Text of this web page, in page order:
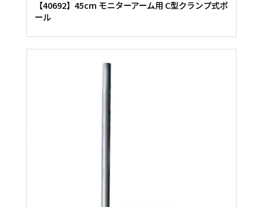
【40692】45cm モニターアーム用 C型クランプ式ポ
ール